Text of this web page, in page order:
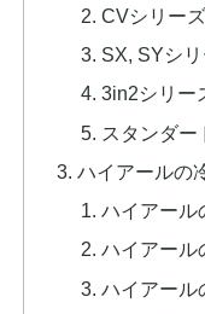
CVシリー
SX, SYシ
3in2シリー
スタンダー
ハイアールの
ハイアール
ハイアール
ハイアール